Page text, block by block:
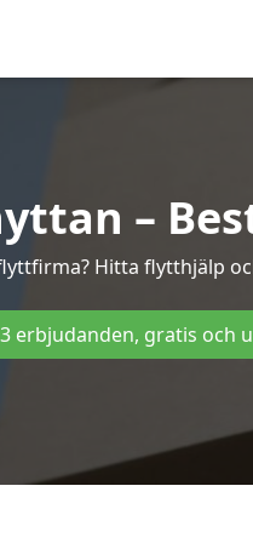
–
Hitta flytthjälp
3 erbjudanden, gratis och